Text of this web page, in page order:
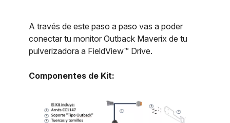
A través de este paso a paso vas a poder
conectar tu monitor Outback Maverix de tu
pulverizadora a FieldView™ Drive.
Componentes de Kit: